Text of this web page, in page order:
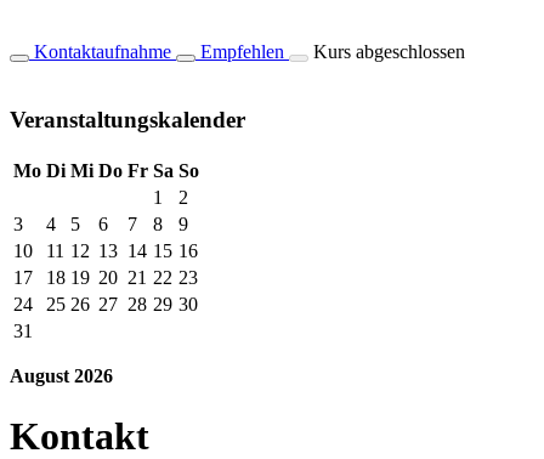
Kontaktaufnahme Empfehlen Kurs abgeschlossen
Veranstaltungskalender
Mo Di Mi Do Fr Sa So
1
2
3
4 5 6 7 8
9
10
11 12 13 14 15 16
17
18 19 20 21 22 23
24
25 26 27 28 29 30
31
August 2026
Kontakt